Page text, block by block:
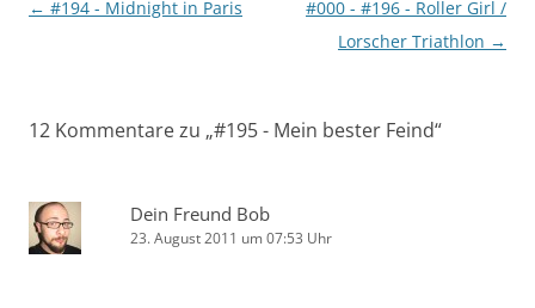
Beitragsnavigation
← #194 - Midnight in Paris
#000 - #196 - Roller Girl /
Lorscher Triathlon →
12 Kommentare zu „#195 - Mein bester Feind“
Dein Freund Bob
23. August 2011 um 07:53 Uhr